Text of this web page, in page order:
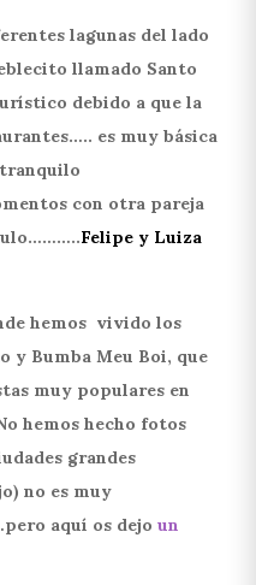
lagunas del lado
llamado Santo
debido a que la
es muy básica
con otra pareja
Felipe y Luiza
hemos vivido los
y Bumba Meu Boi, que
muy populares en
hemos hecho fotos
grandes
no es muy
pero aquí os dejo un